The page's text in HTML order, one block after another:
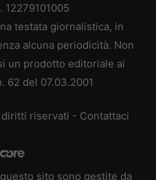
12279101005
testata giornalistica, in
alcuna periodicità. Non
un prodotto editoriale ai
62 del 07.03.2001
riservati - Contattaci
sito sono gestite da